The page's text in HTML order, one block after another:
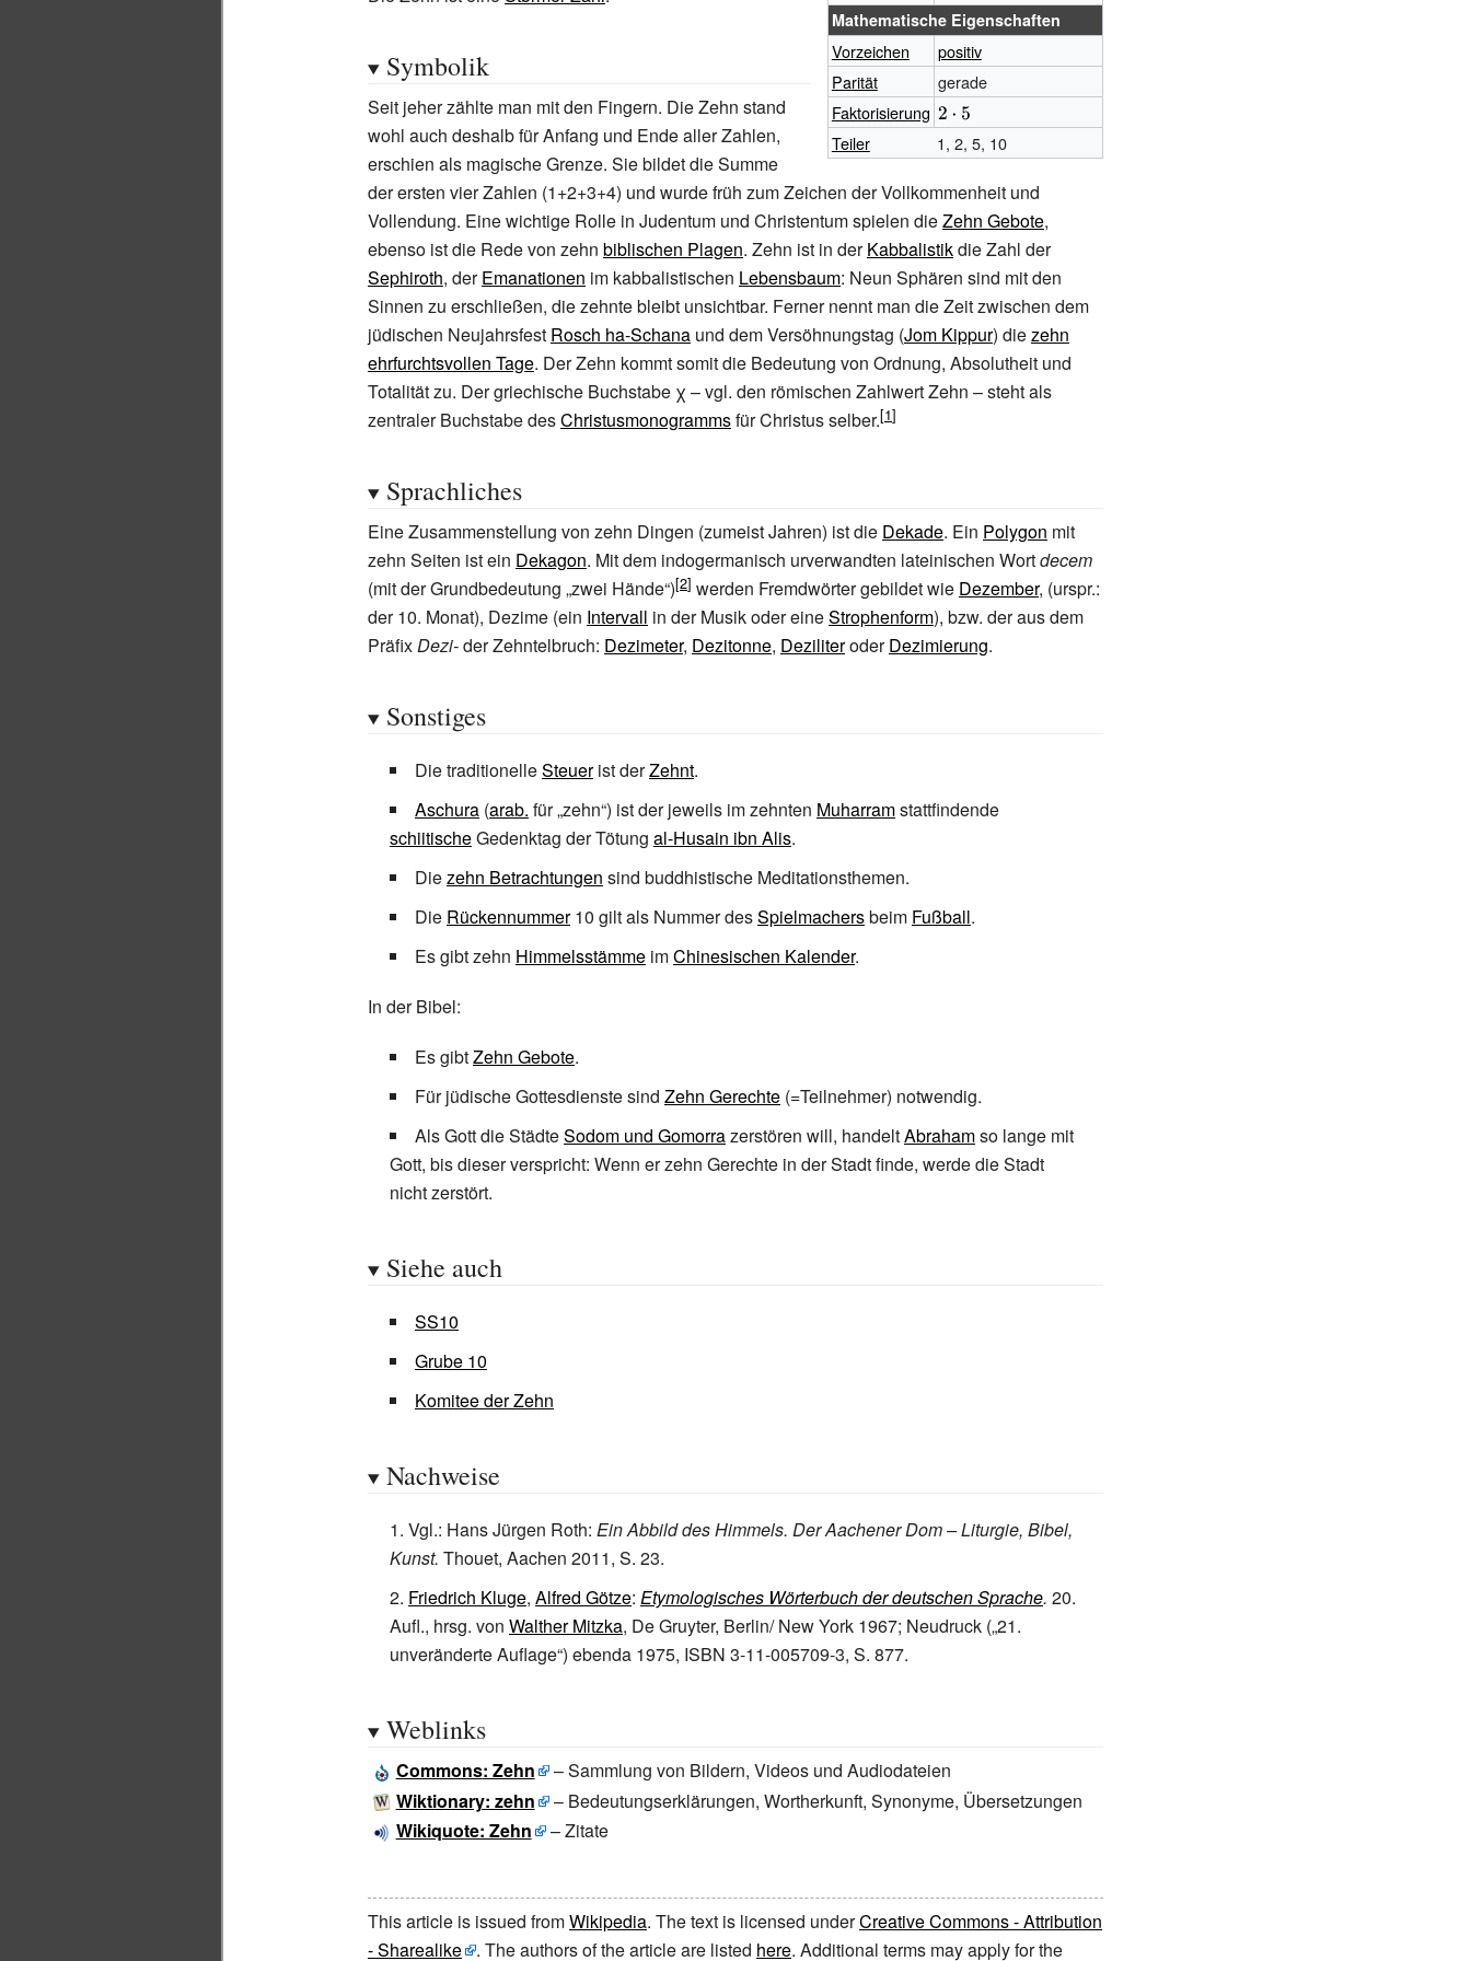
Mathematische Eigenschaften
Vorzeichen
positiv
Parität
gerade
Faktorisierung {\displaystyle
2\cdot 5}
Teiler 1, 2, 5, 10
Symbolik
Seit jeher zählte man mit den Fingern. Die Zehn stand
wohl auch deshalb für Anfang und Ende aller Zahlen,
erschien als magische Grenze. Sie bildet die Summe
der ersten vier Zahlen (1+2+3+4) und wurde früh zum Zeichen der Vollkommenheit und
Vollendung. Eine wichtige Rolle in Judentum und Christentum spielen dieZehn Gebote,
ebenso ist die Rede von zehn biblischen Plagen. Zehn ist in derKabbalistikdie Zahl der
Sephiroth, derEmanationen im kabbalistischen Lebensbaum: Neun Sphären sind mit den
Sinnen zu erschließen, die zehnte bleibt unsichtbar. Ferner nennt man die Zeit zwischen dem
jüdischen Neujahrsfest Rosch ha-Schana und dem Versöhnungstag (Jom Kippur) diezehn
ehrfurchtsvollen Tage. Der Zehn kommt somit die Bedeutung von Ordnung, Absolutheit und
Totalität zu. Der griechische Buchstabe χ – vgl. den römischen Zahlwert Zehn – steht als
zentraler Buchstabe desChristusmonogrammsfür Christus selber.
Sprachliches
Eine Zusammenstellung von zehn Dingen (zumeist Jahren) ist die Dekade. Ein Polygon mit
zehn Seiten ist ein Dekagon. Mit dem indogermanisch urverwandten lateinischen Wortdecem
(mit der Grundbedeutung „zwei Hände“)
werden Fremdwörter gebildet wie Dezember, (urspr.:
der 10. Monat), Dezime (ein Intervall in der Musik oder eineStrophenform), bzw. der aus dem
PräfixDezi-der Zehntelbruch: Dezimeter, Dezitonne, DeziliteroderDezimierung.
Sonstiges
Die traditionelleSteuerist derZehnt.
Aschura (arab. für „zehn“) ist der jeweils im zehnten Muharramstattfindende
schiitischeGedenktag der Tötung al-Husain ibn Alis.
Diezehn Betrachtungen sind buddhistische Meditationsthemen.
Die Rückennummer10 gilt als Nummer desSpielmachersbeim Fußball.
Es gibt zehn Himmelsstämme imChinesischen Kalender.
In der Bibel:
Es gibtZehn Gebote.
Für jüdische Gottesdienste sind Zehn Gerechte (=Teilnehmer) notwendig.
Als Gott die StädteSodom und Gomorrazerstören will, handeltAbrahamso lange mit
Gott, bis dieser verspricht: Wenn er zehn Gerechte in der Stadt finde, werde die Stadt
nicht zerstört.
Siehe auch
SS10
Grube 10
Komitee der Zehn
Nachweise
Vgl.: Hans Jürgen Roth: Ein Abbild des Himmels. Der Aachener Dom – Liturgie, Bibel,
Kunst. Thouet, Aachen 2011, S. 23.
Friedrich Kluge, Alfred Götze: Etymologisches Wörterbuch der deutschen Sprache. 20.
Aufl., hrsg. von Walther Mitzka, De Gruyter, Berlin/ New York 1967; Neudruck („21.
unveränderte Auflage“) ebenda 1975, ISBN 3-11-005709-3, S. 877.
Weblinks
Commons: Zehn
– Sammlung von Bildern, Videos und Audiodateien
Wiktionary: zehn
– Bedeutungserklärungen, Wortherkunft, Synonyme, Übersetzungen
Wikiquote: Zehn
– Zitate
This article is issued fromWikipedia. The text is licensed underCreative Commons - Attribution
- Sharealike
. The authors of the article are listed here. Additional terms may apply for the